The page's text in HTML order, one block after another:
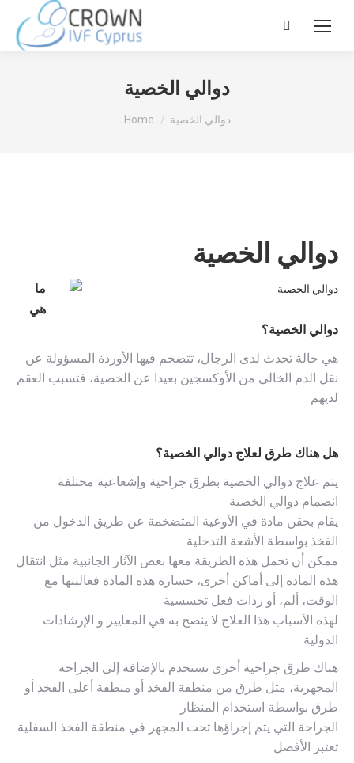
Search:
دوالي الخصية
You are here:
Home دوالي الخصية
دوالي الخصية
ما
هي
دوالي الخصية؟
هي حالة تحدث لدى الرجال، تتضخم فيها الأوردة المسؤولة عن
نقل الدم الخالي من الأوكسجين بعيدا عن الخصية، فتسبب العقم
لديهم
هل هناك طرق لعلاج دوالي الخصية؟
يتم علاج دوالي الخصية بطرق جراحية وإشعاعية مختلفة
انصمام دوالي الخصية
يقام بحقن مادة في الأوعية المتضخمة عن طريق الدخول من
الفخذ بواسطة الأشعة التدخلية
ممكن أن تحمل هذه الطريقة معها بعض الآثار الجانبية مثل انتقال
هذه المادة إلى أماكن أخرى، خسارة هذه المادة فعاليتها مع
الوقت، ألم، أو ردات فعل تحسسية
لهذه الأسباب هذا العلاج لا ينصح به في المعايير و الإرشادات
الدولية
هناك طرق جراحية أخرى تستخدم بالإضافة إلى الجراحة
المجهرية، مثل طرق من منطقة الفخذ أو منطقة أعلى الفخذ أو
طرق بواسطة استخدام المنظار
الجراحة التي يتم إجراؤها تحت المجهر في منطقة الفخذ السفلية
تعتبر الأفضل